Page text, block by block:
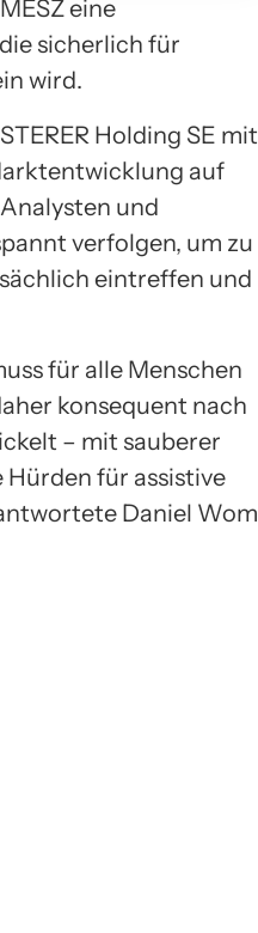
eine
sicherlich für
wird.
Holding SE mit
auf
und
verfolgen, um zu
eintreffen und
für alle Menschen
konsequent nach
– mit sauberer
für assistive
Daniel Wom